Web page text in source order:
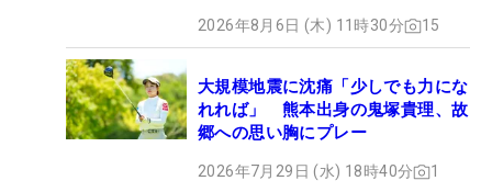
2026年8月6日 (木) 11時30分 15
大規模地震に沈痛「少しでも力にな
れれば」 熊本出身の鬼塚貴理、故
郷への思い胸にプレー
2026年7月29日 (水) 18時40分 1